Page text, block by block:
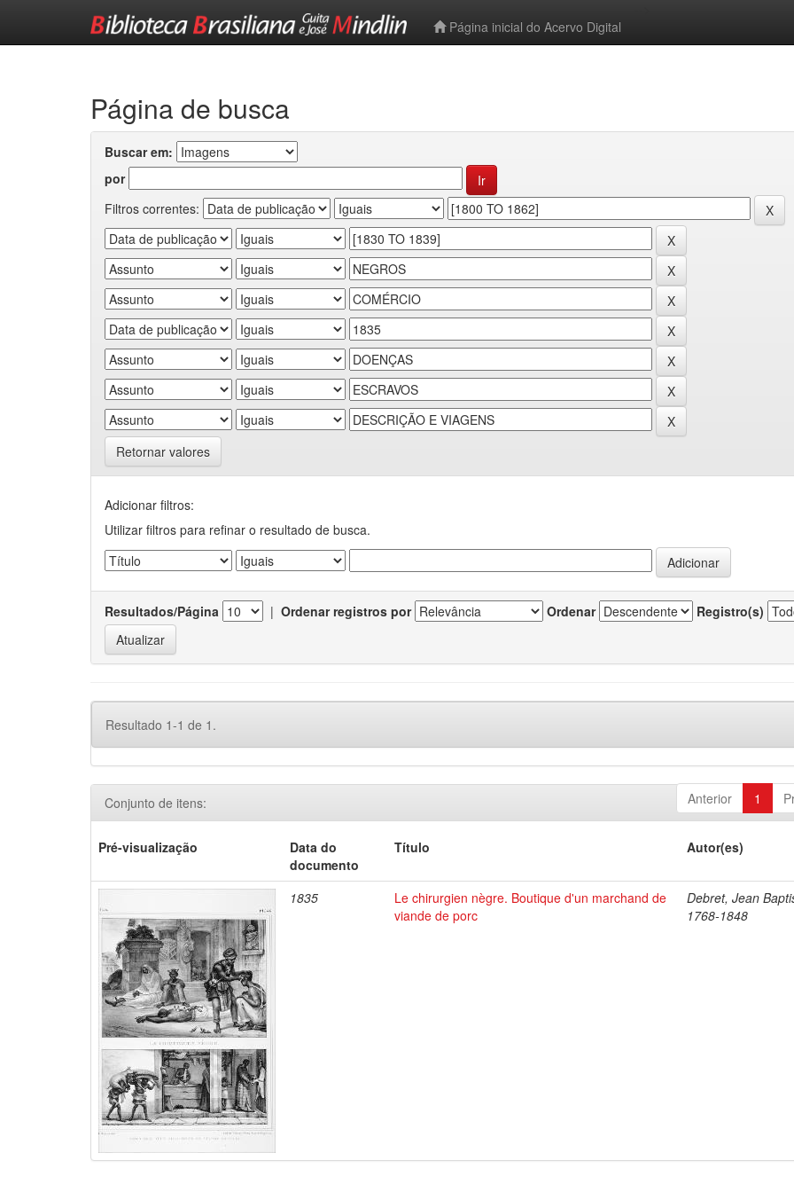
Página inicial do Acervo Digital
Página de busca
Buscar em:
por
Filtros correntes:
Retornar valores
Adicionar filtros:
Utilizar filtros para refinar o resultado de busca.
Resultados/Página | Ordenar registros por Ordenar Registro(s)
Resultado 1-1 de 1.
Anterior 1
Conjunto de itens:
Pré-visualização
Data do
documento
Título Autor(es)
1835
Le chirurgien nègre. Boutique d'un marchand de
viande de porc
Debret, Jean
1768-1848